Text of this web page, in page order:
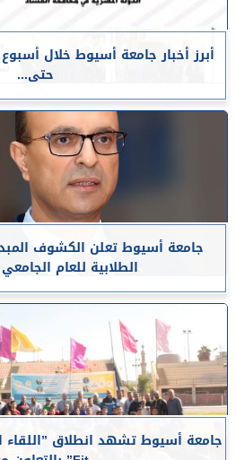
حتى...
جامعة أسيوط تعلن الكشوف
الطلابية للعام الجامعي 2024 /2025